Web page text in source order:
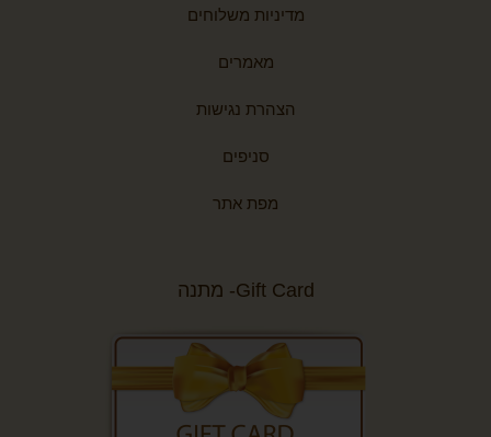
מדיניות משלוחים
מאמרים
הצהרת נגישות
סניפים
מפת אתר
Gift Card- מתנה